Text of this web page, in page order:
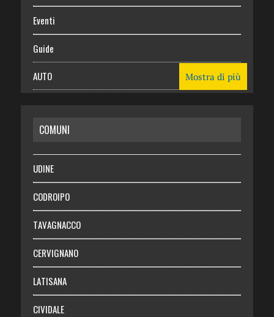
Eventi
Guide
AUTO
RISPARMIO
SALUTE
Necrologie
Chi siamo
Abbonati
Login
Mostra di più
COMUNI
UDINE
CODROIPO
TAVAGNACCO
CERVIGNANO
LATISANA
CIVIDALE